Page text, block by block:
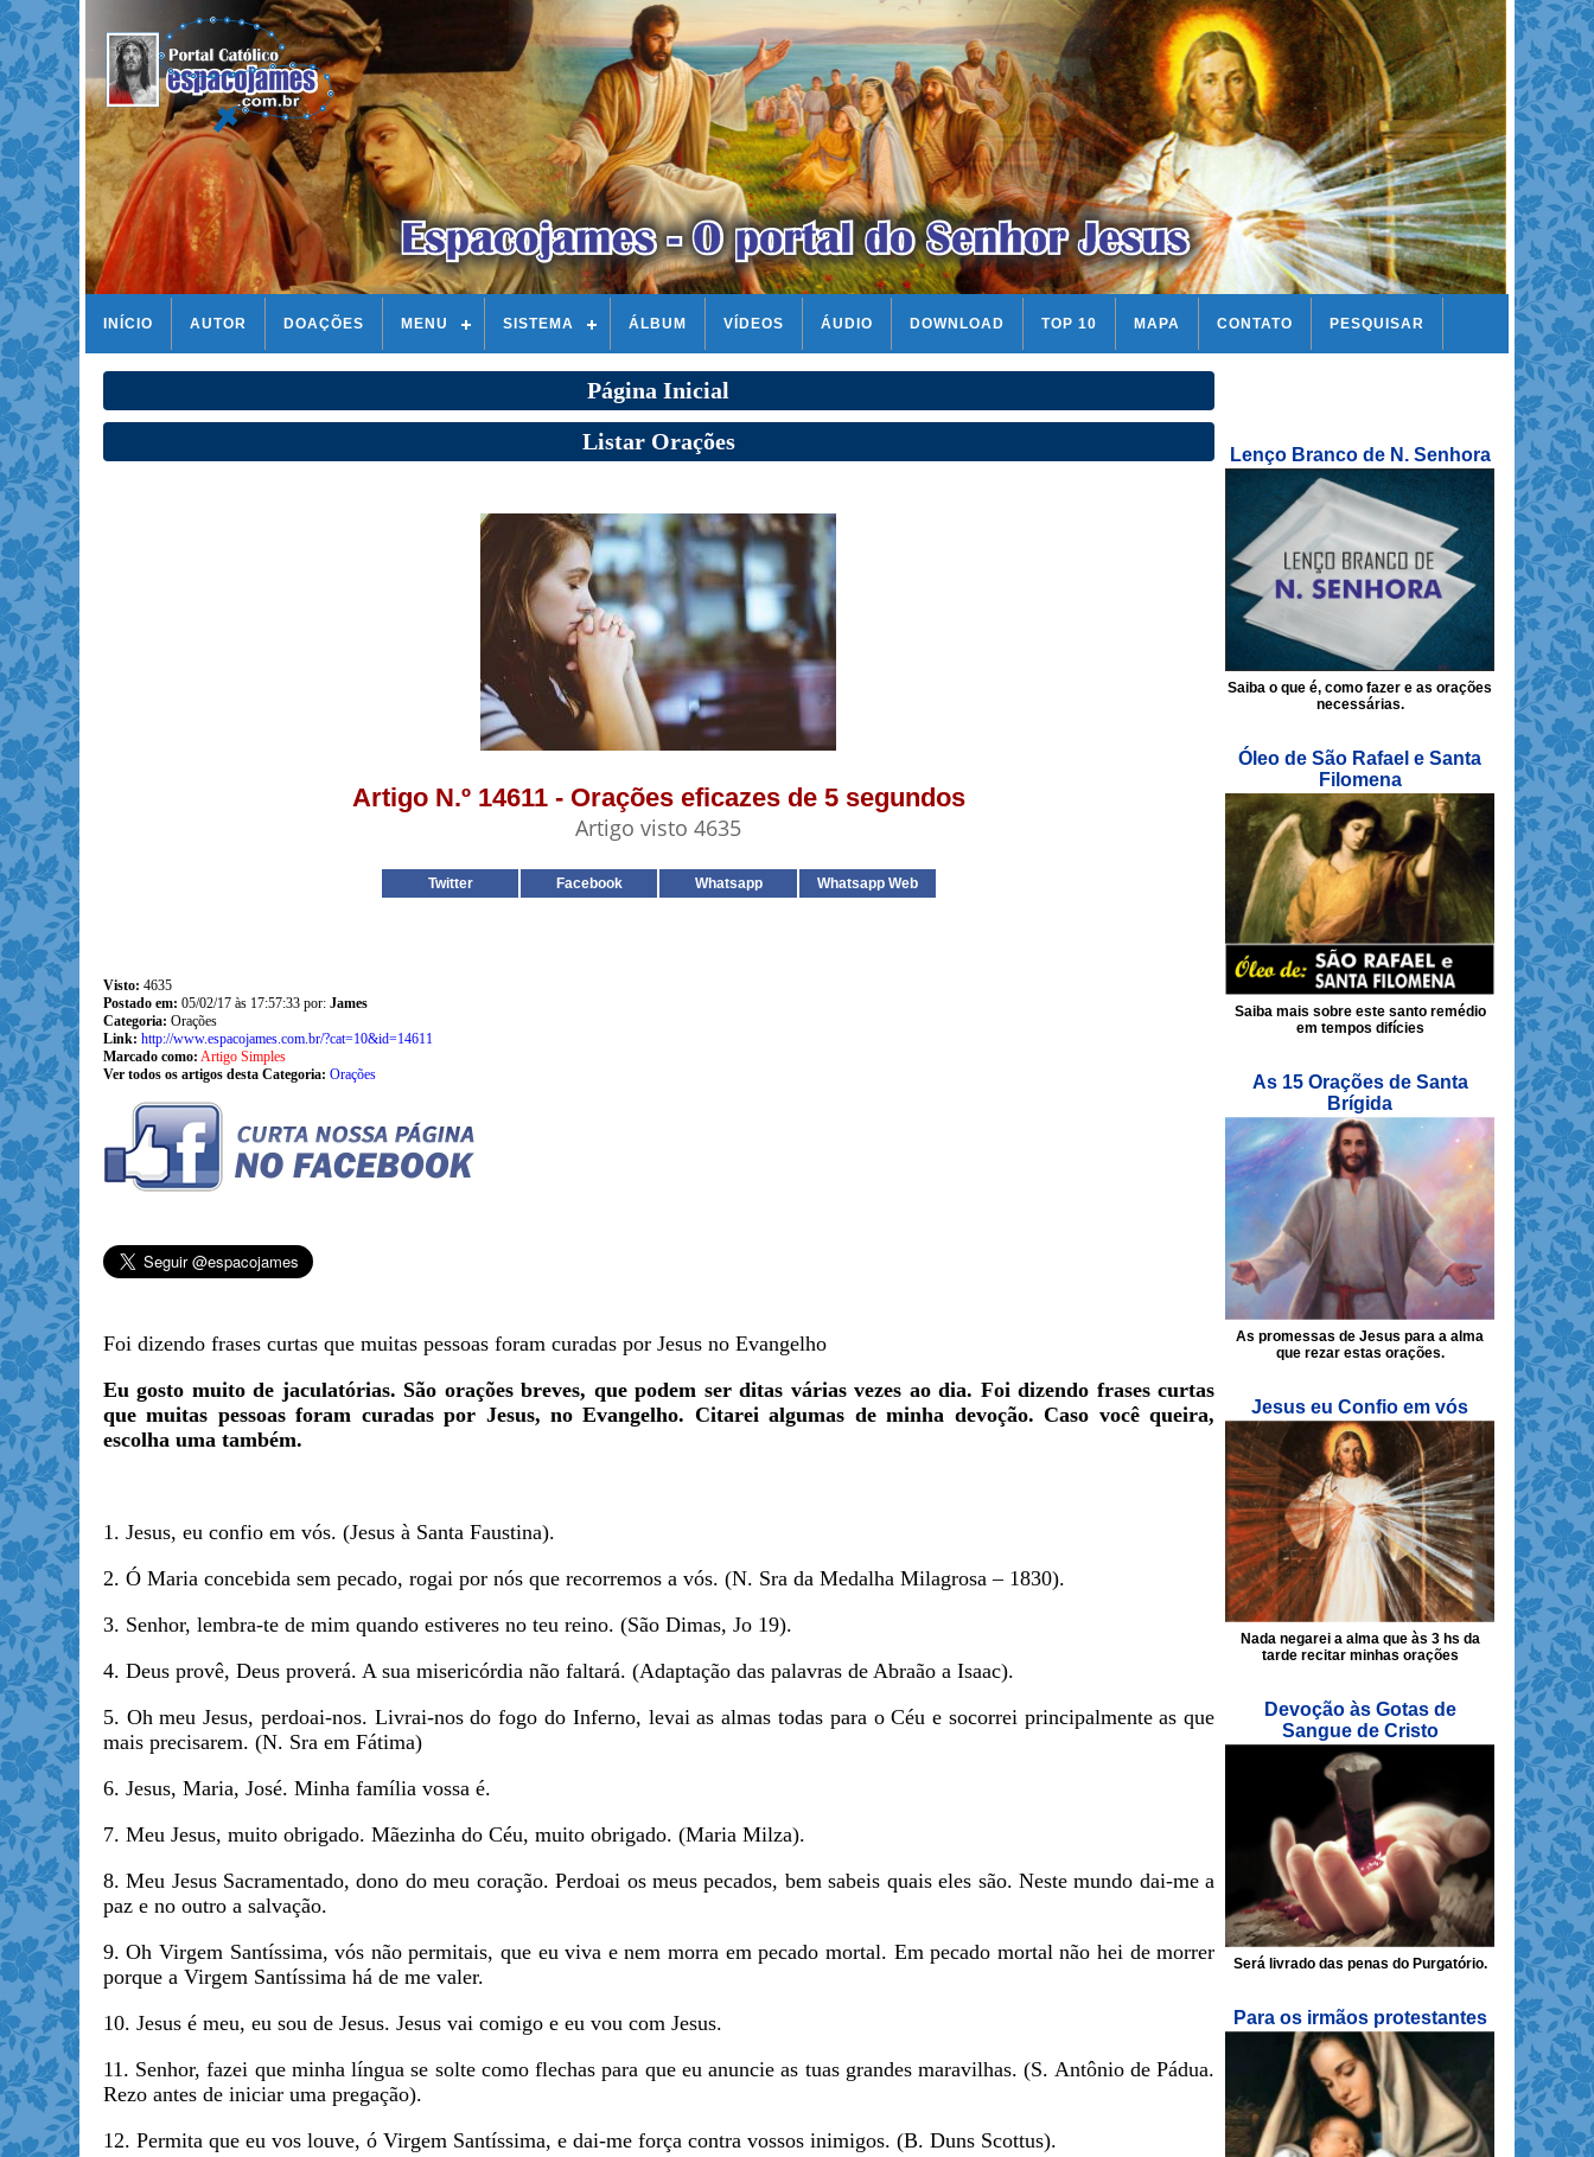
INÍCIO AUTOR DOAÇÕES MENU SISTEMA ÁLBUM VÍDEOS ÁUDIO DOWNLOAD TOP 10 MAPA CONTATO PESQUISAR
Página Inicial
Listar Orações
Artigo N.º 14611 - Orações eficazes de 5 segundos
Artigo visto 4635
Twitter Facebook Whatsapp Whatsapp Web
Visto: 4635
Postado em: 05/02/17 às 17:57:33 por: James
Categoria: Orações
Link: http://www.espacojames.com.br/?cat=10&id=14611
Marcado como: Artigo Simples
Ver todos os artigos desta Categoria: Orações
Foi dizendo frases curtas que muitas pessoas foram curadas por Jesus no Evangelho
Eu gosto muito de jaculatórias. São orações breves, que podem ser ditas várias vezes ao dia. Foi dizendo frases curtas
que muitas pessoas foram curadas por Jesus, no Evangelho. Citarei algumas de minha devoção. Caso você queira,
escolha uma também.
1. Jesus, eu confio em vós. (Jesus à Santa Faustina).
2. Ó Maria concebida sem pecado, rogai por nós que recorremos a vós. (N. Sra da Medalha Milagrosa – 1830).
3. Senhor, lembra-te de mim quando estiveres no teu reino. (São Dimas, Jo 19).
4. Deus provê, Deus proverá. A sua misericórdia não faltará. (Adaptação das palavras de Abraão a Isaac).
5. Oh meu Jesus, perdoai-nos. Livrai-nos do fogo do Inferno, levai as almas todas para o Céu e socorrei principalmente as que
mais precisarem. (N. Sra em Fátima)
6. Jesus, Maria, José. Minha família vossa é.
7. Meu Jesus, muito obrigado. Mãezinha do Céu, muito obrigado. (Maria Milza).
8. Meu Jesus Sacramentado, dono do meu coração. Perdoai os meus pecados, bem sabeis quais eles são. Neste mundo dai-me a
paz e no outro a salvação.
9. Oh Virgem Santíssima, vós não permitais, que eu viva e nem morra em pecado mortal. Em pecado mortal não hei de morrer
porque a Virgem Santíssima há de me valer.
10. Jesus é meu, eu sou de Jesus. Jesus vai comigo e eu vou com Jesus.
11. Senhor, fazei que minha língua se solte como flechas para que eu anuncie as tuas grandes maravilhas. (S. Antônio de Pádua.
Rezo antes de iniciar uma pregação).
12. Permita que eu vos louve, ó Virgem Santíssima, e dai-me força contra vossos inimigos. (B. Duns Scottus).
Lenço Branco de N. Senhora
Saiba o que é, como fazer e as orações
necessárias.
Óleo de São Rafael e Santa
Filomena
Saiba mais sobre este santo remédio
em tempos difícies
As 15 Orações de Santa
Brígida
As promessas de Jesus para a alma
que rezar estas orações.
Jesus eu Confio em vós
Nada negarei a alma que às 3 hs da
tarde recitar minhas orações
Devoção às Gotas de
Sangue de Cristo
Será livrado das penas do Purgatório.
Para os irmãos protestantes